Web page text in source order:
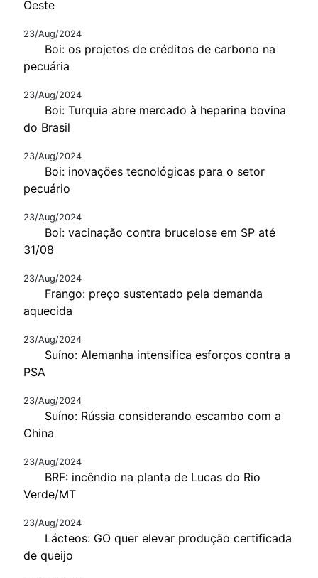
Oeste
23/Aug/2024
Boi: os projetos de créditos de carbono na
pecuária
23/Aug/2024
Boi: Turquia abre mercado à heparina bovina
do Brasil
23/Aug/2024
Boi: inovações tecnológicas para o setor
pecuário
23/Aug/2024
Boi: vacinação contra brucelose em SP até
31/08
23/Aug/2024
Frango: preço sustentado pela demanda
aquecida
23/Aug/2024
Suíno: Alemanha intensifica esforços contra a
PSA
23/Aug/2024
Suíno: Rússia considerando escambo com a
China
23/Aug/2024
BRF: incêndio na planta de Lucas do Rio
Verde/MT
23/Aug/2024
Lácteos: GO quer elevar produção certificada
de queijo